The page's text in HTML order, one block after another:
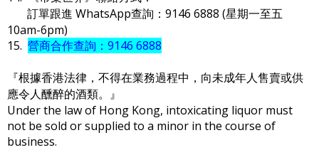
訂單跟進 WhatsApp查詢：9146 6888 (星期一至五
10am-6pm)
15. 營商合作查詢：9146 6888
『根據香港法律，不得在業務過程中，向未成年人售賣或供
應令人醺醉的酒類。』
Under the law of Hong Kong, intoxicating liquor must
not be sold or supplied to a minor in the course of
business.